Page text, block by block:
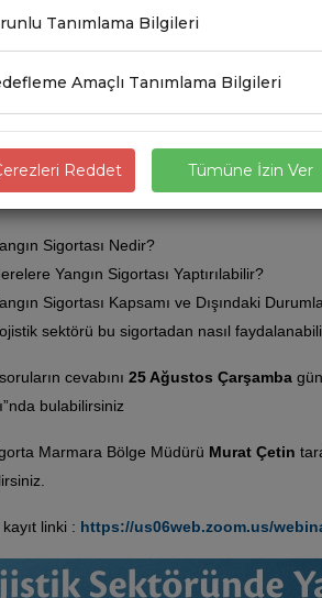
depolarda ve araçlarda yangın
firmaların yangın sigortası yapması bir
Sigortası Nedir?
Yangın Sigortası Yaptırılabilir?
Sigortası Kapsamı ve Dışındaki
sektörü bu sigortadan nasıl
cevabını 25 Ağustos Çarşamba
bulabilirsiniz
Marmara Bölge Müdürü Murat Çetin
linki : https://us06web.zoom.us/
Tanımlama Bilgileri
Amaçlı Tanımlama Bilgileri
Reddet Tümüne İzin Ver